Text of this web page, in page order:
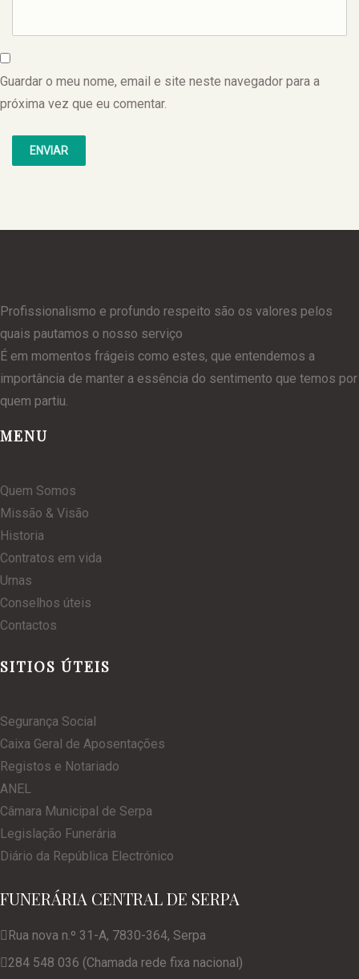
Guardar o meu nome, email e site neste navegador para a
próxima vez que eu comentar.
Profissionalismo e profundo respeito são os valores pelos
quais pautamos o nosso serviço
É em momentos frágeis como estes, que entendemos a
importância de manter a essência do sentimento que temos por
quem partiu.
MENU
Quem Somos
Missão & Visão
Historia
Contratos em vida
Urnas
Conselhos úteis
Contactos
SITIOS ÚTEIS
Segurança Social
Caixa Geral de Aposentações
Registos e Notariado
ANEL
Câmara Municipal de Serpa
Legislação Funerária
Diário da República Electrónico
FUNERÁRIA CENTRAL DE SERPA
Rua nova n.º 31-A, 7830-364, Serpa
284 548 036 (Chamada rede fixa nacional)